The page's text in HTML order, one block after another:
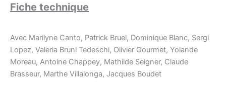
Fiche technique
Avec Marilyne Canto, Patrick Bruel, Dominique Blanc, Sergi
Lopez, Valeria Bruni Tedeschi, Olivier Gourmet, Yolande
Moreau, Antoine Chappey, Mathilde Seigner, Claude
Brasseur, Marthe Villalonga, Jacques Boudet